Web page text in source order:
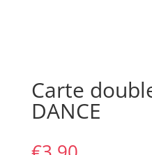
Carte
DANCE